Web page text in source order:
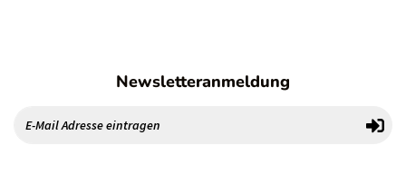
Newsletteranmeldung